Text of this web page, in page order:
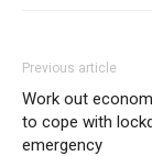
Previous article
Work out
to cope with
emergency